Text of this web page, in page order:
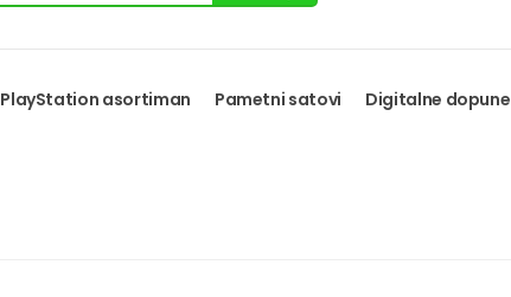
PlayStation asortiman Pametni satovi Digitalne dopune